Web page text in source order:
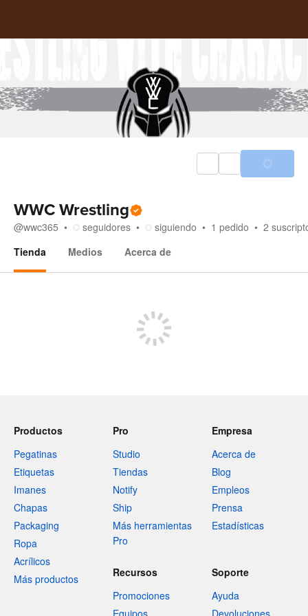
WWC Wrestling
@wwc365 seguidores siguiendo 1 pedido 2
Tienda
Medios Acerca de
Productos
Pegatinas
Etiquetas
Imanes
Chapas
Packaging
Ropa
Acrílicos
Más productos
Pro
Studio
Tiendas
Notify
Ship
Más herramientas
Pro
Empresa
Acerca de
Blog
Empleos
Prensa
Estadísticas
Recursos
Promociones
Equipos
Soporte
Ayuda
Devoluciones